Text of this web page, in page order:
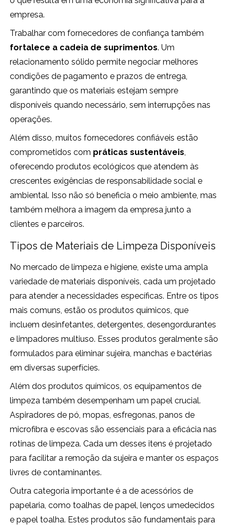
empresa.
Trabalhar com fornecedores de confiança também
fortalece a cadeia de suprimentos. Um
relacionamento sólido permite negociar melhores
condições de pagamento e prazos de entrega,
garantindo que os materiais estejam sempre
disponíveis quando necessário, sem interrupções nas
operações.
Além disso, muitos fornecedores confiáveis estão
comprometidos com práticas sustentáveis,
oferecendo produtos ecológicos que atendem às
crescentes exigências de responsabilidade social e
ambiental. Isso não só beneficia o meio ambiente, mas
também melhora a imagem da empresa junto a
clientes e parceiros.
Tipos de Materiais de Limpeza Disponíveis
No mercado de limpeza e higiene, existe uma ampla
variedade de materiais disponíveis, cada um projetado
para atender a necessidades específicas. Entre os tipos
mais comuns, estão os produtos químicos, que
incluem desinfetantes, detergentes, desengordurantes
e limpadores multiuso. Esses produtos geralmente são
formulados para eliminar sujeira, manchas e bactérias
em diversas superfícies.
Além dos produtos químicos, os equipamentos de
limpeza também desempenham um papel crucial.
Aspiradores de pó, mopas, esfregonas, panos de
microfibra e escovas são essenciais para a eficácia nas
rotinas de limpeza. Cada um desses itens é projetado
para facilitar a remoção da sujeira e manter os espaços
livres de contaminantes.
Outra categoria importante é a de acessórios de
papelaria, como toalhas de papel, lenços umedecidos
e papel toalha. Estes produtos são fundamentais para